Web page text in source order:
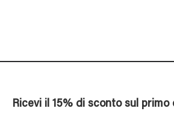
Ricevi il 15% di sconto sul primo